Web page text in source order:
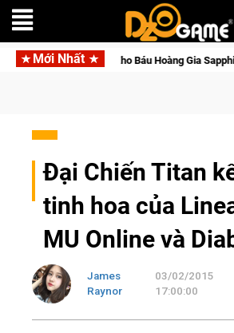
Mới Nhất
với Kho Báu Hoàng Gia Sapphire Neon Punk
Đại Chiến Titan
tinh hoa của
MU Online và
James
Raynor
03/02/2015
17:00:00